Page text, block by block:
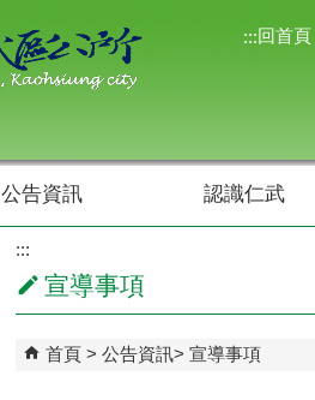
:::回首頁
公告資訊 認識仁武
:::
宣導事項
首頁 公告資訊 宣導事項